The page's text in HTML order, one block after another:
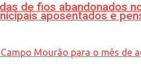
de fios abandonados
aposentados e